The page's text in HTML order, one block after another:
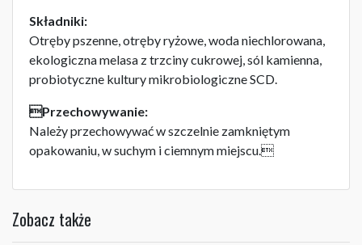
Składniki:
Otręby pszenne, otręby ryżowe, woda niechlorowana,
ekologiczna melasa z trzciny cukrowej, sól kamienna,
probiotyczne kultury mikrobiologiczne SCD.
Przechowywanie:
Należy przechowywać w szczelnie zamkniętym
opakowaniu, w suchym i ciemnym miejscu.
Zobacz także